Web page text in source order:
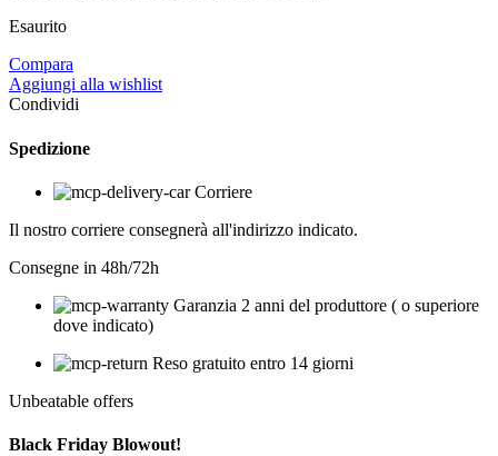
Esaurito
Compara
Aggiungi alla wishlist
Condividi
Spedizione
Corriere
Il nostro corriere consegnerà all'indirizzo indicato.
Consegne in 48h/72h
Garanzia 2 anni del produttore ( o superiore
dove indicato)
Reso gratuito entro 14 giorni
Unbeatable offers
Black Friday Blowout!